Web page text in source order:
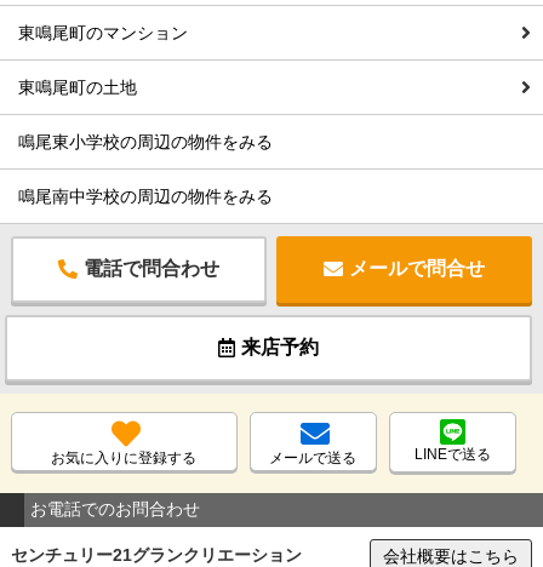
東鳴尾町のマンション
東鳴尾町の土地
鳴尾東小学校の周辺の物件をみる
鳴尾南中学校の周辺の物件をみる
電話で問合わせ メールで問合せ
来店予約
お気に入りに登録する メールで送る LINEで送る
お電話でのお問合わせ
センチュリー21グランクリエーション 会社概要はこちら